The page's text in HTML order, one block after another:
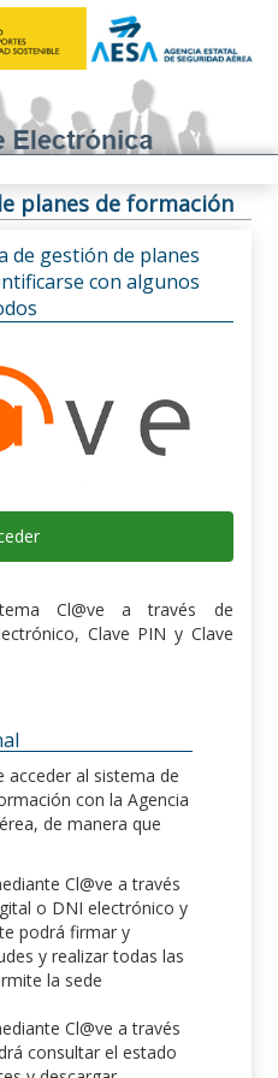
planes de formación
de gestión de planes
con algunos
Cl@ve a través de
Clave PIN y Clave
acceder al sistema de
con la Agencia
de manera que
Cl@ve a través
o DNI electrónico y
podrá firmar y
y realizar todas las
la sede
Cl@ve a través
consultar el estado